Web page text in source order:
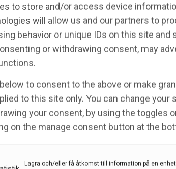
to store and/or access device
will allow us and our partners to
behavior or unique IDs on this site and
or withdrawing consent, may
to consent to the above or make
to this site only. You can change
your consent, by using the toggles
on the manage consent button at the
Lagra och/eller få åtkomst till information på en
efter OLT hos patienter med hATTR-
upp sjukdomsprogressionen hos
en del patienter förvärras sjukdomen dock
av vildtyp-TTR, i tillägg till den
fas 3b-studie som utförts i flera
efter OLT (baserat på högre
(0,3 mg/kg) var tredje vecka i
tolv månaders behandling förbättrat
nedsättning med 3,7 jämfört
i bättre livskvalitet med en minskning på
symtom under behandlingen sågs